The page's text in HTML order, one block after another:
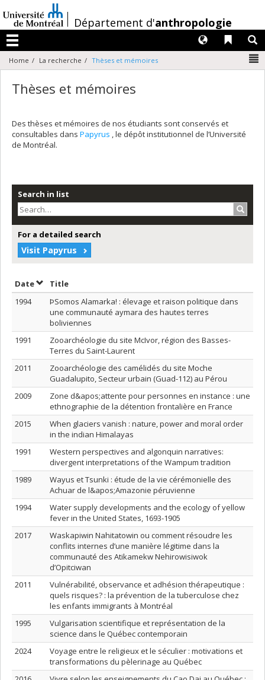
au
contenu
/Département d'anthropologie
Menu
Liens
Langues
Home La recherche Thèses et mémoires
Thèses et mémoires
Des thèses et mémoires de nos étudiants sont conservés et
consultables dans Papyrus , le dépôt institutionnel de l’Université
de Montréal.
Search in list
For a detailed search
Visit Papyrus
DateSort by date in descending order
Title
1994
ÞSomos Alamarka! : élevage et raison politique dans
une communauté aymara des hautes terres
boliviennes
1991
Zooarchéologie du site McIvor, région des Basses-
Terres du Saint-Laurent
2011
Zooarchéologie des camélidés du site Moche
Guadalupito, Secteur urbain (Guad-112) au Pérou
2009
Zone d&apos;attente pour personnes en instance : une
ethnographie de la détention frontalière en France
2015
When glaciers vanish : nature, power and moral order
in the indian Himalayas
1991
Western perspectives and algonquin narratives:
divergent interpretations of the Wampum tradition
1989
Wayus et Tsunki : étude de la vie cérémonielle des
Achuar de l&apos;Amazonie péruvienne
1994
Water supply developments and the ecology of yellow
fever in the United States, 1693-1905
2017
Waskapiwin Nahitatowin ou comment résoudre les
conflits internes d’une manière légitime dans la
communauté des Atikamekw Nehirowisiwok
d’Opitciwan
2011
Vulnérabilité, observance et adhésion thérapeutique :
quels risques? : la prévention de la tuberculose chez
les enfants immigrants à Montréal
1995
Vulgarisation scientifique et représentation de la
science dans le Québec contemporain
2024
Voyage entre le religieux et le séculier : motivations et
transformations du pèlerinage au Québec